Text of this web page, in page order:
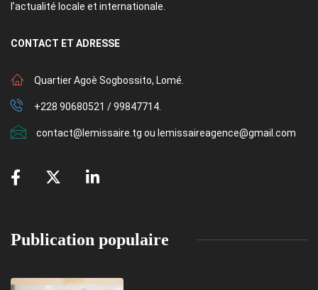
l’actualité locale et internationale.
CONTACT ET ADRESSE
Quartier Agoè Sogbossito, Lomé.
+228 90680521 / 99847714.
contact@lemissaire.tg ou lemissaireagence@gmail.com
Publication populaire